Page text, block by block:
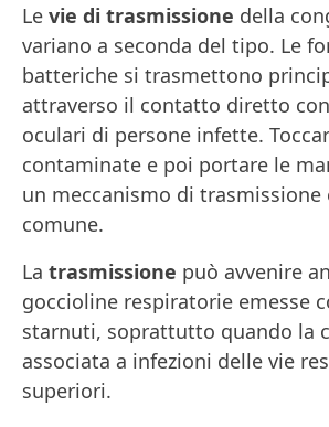
Le vie di trasmissione della
variano a seconda del tipo. Le
batteriche si trasmettono
attraverso il contatto diretto
oculari di persone infette.
contaminate e poi portare le
un meccanismo di
comune.
La trasmissione può avvenire
goccioline respiratorie emesse
starnuti, soprattutto quando la
associata a infezioni delle vie
superiori.